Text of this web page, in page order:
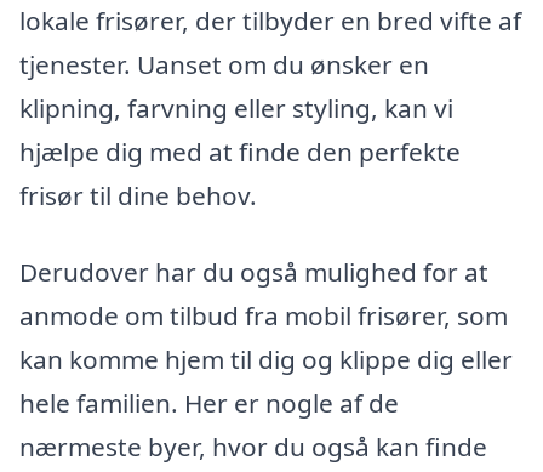
lokale frisører, der tilbyder en bred vifte af
tjenester. Uanset om du ønsker en
klipning, farvning eller styling, kan vi
hjælpe dig med at finde den perfekte
frisør til dine behov.
Derudover har du også mulighed for at
anmode om tilbud fra mobil frisører, som
kan komme hjem til dig og klippe dig eller
hele familien. Her er nogle af de
nærmeste byer, hvor du også kan finde